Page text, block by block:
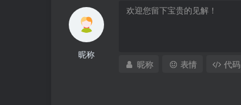
昵称
昵称 表情 代码